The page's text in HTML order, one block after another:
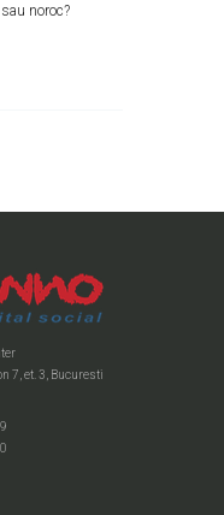
noroc?
7, et. 3, Bucuresti